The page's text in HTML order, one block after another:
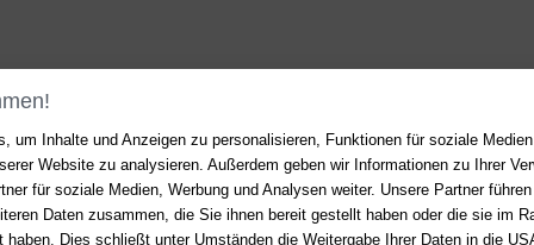
um Inhalte und Anzeigen zu personalisieren, Funktionen für soziale
Website zu analysieren. Außerdem geben wir Informationen zu Ihrer
für soziale Medien, Werbung und Analysen weiter. Unsere Partner
Daten zusammen, die Sie ihnen bereit gestellt haben oder die sie im
haben. Dies schließt unter Umständen die Weitergabe Ihrer Daten in die
Rund um Ihren Einkauf
Erweiterte Suche